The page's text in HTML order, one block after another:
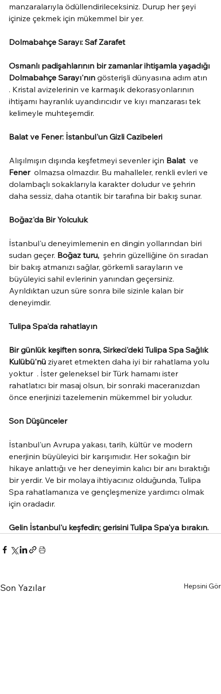
manzaralarıyla ödüllendirileceksiniz. Durup her şeyi
içinize çekmek için mükemmel bir yer.
Dolmabahçe Sarayı: Saf Zarafet
Osmanlı padişahlarının bir zamanlar ihtişamla yaşadığı
Dolmabahçe Sarayı'nın gösterişli dünyasına adım atın
. Kristal avizelerinin ve karmaşık dekorasyonlarının
ihtişamı hayranlık uyandırıcıdır ve kıyı manzarası tek
kelimeyle muhteşemdir.
Balat ve Fener: İstanbul'un Gizli Cazibeleri
Alışılmışın dışında keşfetmeyi sevenler için Balat ve
Fener olmazsa olmazdır. Bu mahalleler, renkli evleri ve
dolambaçlı sokaklarıyla karakter doludur ve şehrin
daha sessiz, daha otantik bir tarafına bir bakış sunar.
Boğaz'da Bir Yolculuk
İstanbul'u deneyimlemenin en dingin yollarından biri
sudan geçer. Boğaz turu, şehrin güzelliğine ön sıradan
bir bakış atmanızı sağlar, görkemli sarayların ve
büyüleyici sahil evlerinin yanından geçersiniz.
Ayrıldıktan uzun süre sonra bile sizinle kalan bir
deneyimdir.
Tulipa Spa'da rahatlayın
Bir günlük keşiften sonra, Sirkeci'deki Tulipa Spa Sağlık
Kulübü'nü ziyaret etmekten daha iyi bir rahatlama yolu
yoktur  . İster geleneksel bir Türk hamamı ister
rahatlatıcı bir masaj olsun, bir sonraki maceranızdan
önce enerjinizi tazelemenin mükemmel bir yoludur.
Son Düşünceler
İstanbul'un Avrupa yakası, tarih, kültür ve modern
enerjinin büyüleyici bir karışımıdır. Her sokağın bir
hikaye anlattığı ve her deneyimin kalıcı bir anı bıraktığı
bir yerdir. Ve bir molaya ihtiyacınız olduğunda, Tulipa
Spa rahatlamanıza ve gençleşmenize yardımcı olmak
için oradadır.
Gelin İstanbul'u keşfedin; gerisini Tulipa Spa'ya bırakın.
Son Yazılar Hepsini Gör